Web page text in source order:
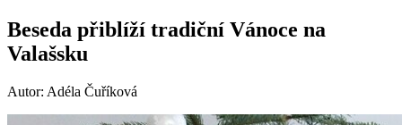
Beseda přiblíží tradiční Vánoce na
Valašsku
Autor: Adéla Čuříková